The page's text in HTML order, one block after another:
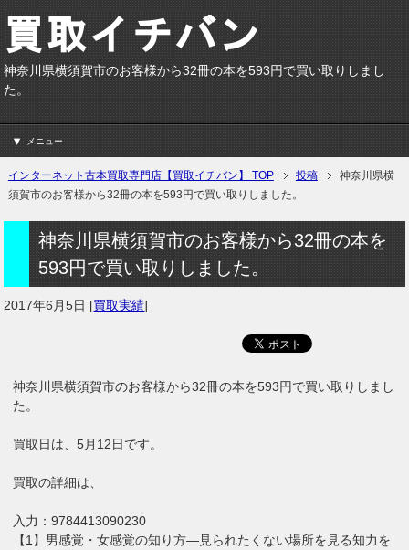
神奈川県横須賀市のお客様から32冊の本を593円で買い取りしまし
た。
メニュー
インターネット古本買取専門店【買取イチバン】 TOP 投稿
神奈川県横
須賀市のお客様から32冊の本を593円で買い取りしました。
神奈川県横須賀市のお客様から32冊の本を
593円で買い取りしました。
2017年6月5日 [買取実績]
神奈川県横須賀市のお客様から32冊の本を593円で買い取りしまし
た。
買取日は、5月12日です。
買取の詳細は、
入力：9784413090230
【1】男感覚・女感覚の知り方―見られたくない場所を見る知力を